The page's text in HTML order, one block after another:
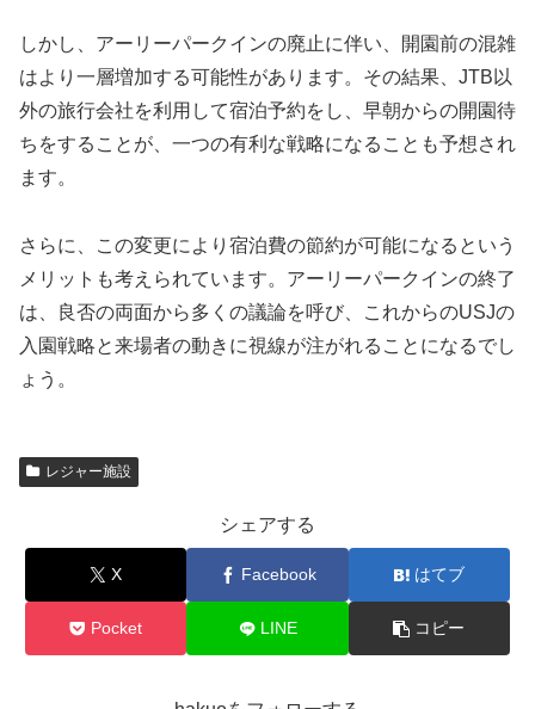
しかし、アーリーパークインの廃止に伴い、開園前の混雑
はより一層増加する可能性があります。その結果、JTB以
外の旅行会社を利用して宿泊予約をし、早朝からの開園待
ちをすることが、一つの有利な戦略になることも予想され
ます。
さらに、この変更により宿泊費の節約が可能になるという
メリットも考えられています。アーリーパークインの終了
は、良否の両面から多くの議論を呼び、これからのUSJの
入園戦略と来場者の動きに視線が注がれることになるでし
ょう。
レジャー施設
シェアする
X Facebook はてブ
Pocket LINE コピー